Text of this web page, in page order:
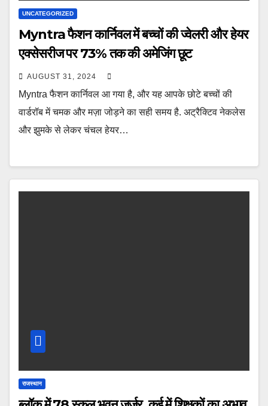
UNCATEGORIZED
Myntra फैशन कार्निवल में बच्चों की ज्वेलरी और हेयर
एक्सेसरीज पर 73% तक की अमेजिंग छूट
AUGUST 31, 2024
Myntra फैशन कार्निवल आ गया है, और यह आपके छोटे बच्चों की
वार्डरॉब में चमक और मज़ा जोड़ने का सही समय है. अट्रैक्टिव नेकलेस
और झुमके से लेकर चंचल हेयर…
राजस्थान